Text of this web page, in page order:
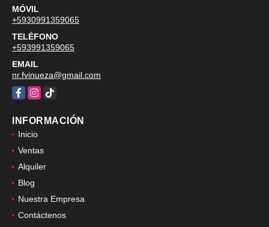
MÓVIL
+5930991359065
TELÉFONO
+593991359065
EMAIL
nr.fvinueza@gmail.com
Facebook
Instagram
TikTok
INFORMACIÓN
Inicio
Ventas
Alquiler
Blog
Nuestra Empresa
Contáctenos